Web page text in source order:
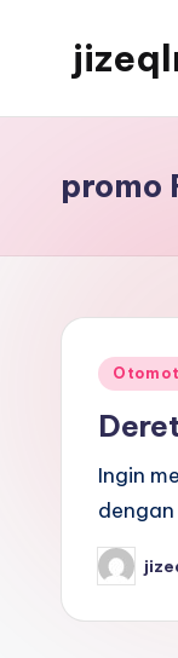
Untuk
promo
Posted
Ingin
dengan
Posted
by